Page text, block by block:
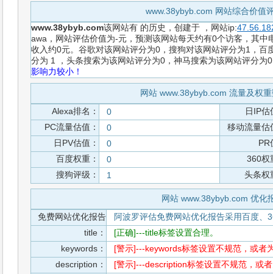
www.38ybyb.com 网站综合价值
www.38ybyb.com该网站有 的历史，创建于 ，网站ip:
awa，网站评估价值为-元，预测该网站每天约有0个访客，其中
收入约0元。谷歌对该网站评分为0，搜狗对该网站评分为1，百
分为 1 ，头条搜索为该网站评分为0，神马搜索为该网站评分为
影响力较小！
网站 www.38ybyb.com 流量及权
Alexa排名：
0
日IP估
PC流量估值：
0
移动流量估
日PV估值：
0
PR
百度权重：
0
360权
搜狗评级：
1 头条权
网站 www.38ybyb.com 优化
免费网站优化报告
阿波罗评估免费网站优化报告采用百度、
title：
[正确]---title标签设置合理。
keywords：
[警示]---keywords标签设置不规范，或者
description：
[警示]---description标签设置不规范，或